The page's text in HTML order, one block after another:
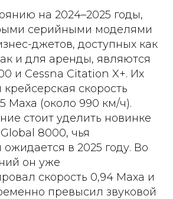
на 2024–2025 годы,
серийными моделями
джетов, доступных как
и для аренды, являются
и Cessna Citation X+. Их
скорость
Маха (около 990 км/ч).
стоит уделить новинке
8000, чья
в 2025 году. Во
он уже
скорость 0,94 Маха и
превысил звуковой